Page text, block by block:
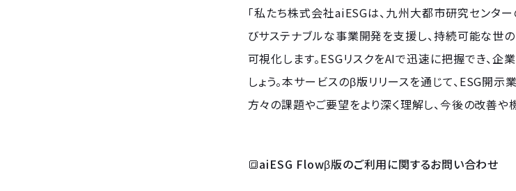
「私たち株式会社aiESGは、九州大都市研究センタ
びサステナブルな事業開発を支援し、持続可能な世
可視化します。ESGリスクをAIで迅速に把握でき、
しょう。本サービスのβ版リリースを通じて、ESG
方々の課題やご要望をより深く理解し、今後の改善や
🔳aiESG Flowβ版のご利用に関するお問い合わせ